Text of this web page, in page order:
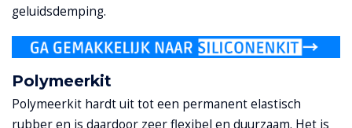
geluidsdemping.
Polymeerkit
Polymeerkit hardt uit tot een permanent elastisch